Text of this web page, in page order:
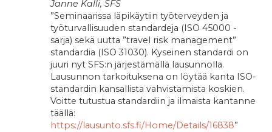
Janne Kalli, SFS
”Seminaarissa läpikäytiin työterveyden ja
työturvallisuuden standardeja (ISO 45000 -
sarja) sekä uutta ”travel risk management”
standardia (ISO 31030). Kyseinen standardi on
juuri nyt SFS:n järjestämällä lausunnolla.
Lausunnon tarkoituksena on löytää kanta ISO-
standardin kansallista vahvistamista koskien.
Voitte tutustua standardiin ja ilmaista kantanne
täällä:
https://lausunto.sfs.fi/Home/Details/16838”